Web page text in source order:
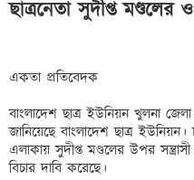
ছাত্রনেতা সুদীপ্ত মণ্ডলের
একতা প্রতিবেদক
বাংলাদেশ ছাত্র ইউনিয়ন খুলনা
জানিয়েছে বাংলাদেশ ছাত্র
এলাকায় সুদীপ্ত মণ্ডলের উপর
বিচার দাবি করেছে।